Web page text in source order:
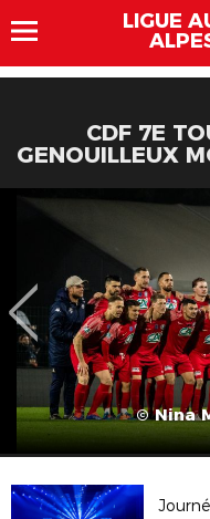
LIGUE
CDF 7E
GENOUILLEUX
© Nina